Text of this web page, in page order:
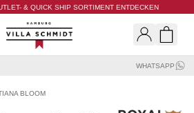
& QUICK SHIP SORTIMENT ENTDECKEN
Villa Schmidt
WHATSAPP
BLOOM